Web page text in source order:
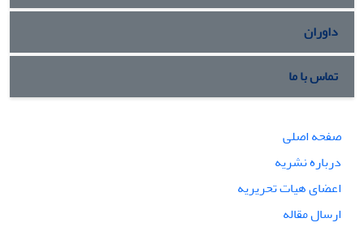
داوران
تماس با ما
صفحه اصلی
درباره نشریه
اعضای هیات تحریریه
ارسال مقاله